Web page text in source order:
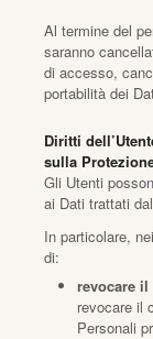
Al termine del
saranno
di accesso,
portabilità dei
Diritti
sulla
Gli Utenti
ai Dati trattati
In particolare,
di:
revocare
revocare il
Personali